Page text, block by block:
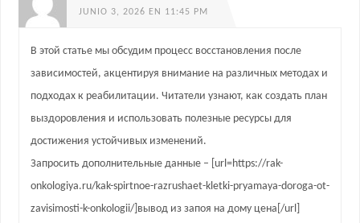
JUNIO 3, 2026 EN 11:45 PM
В этой статье мы обсудим процесс восстановления после
зависимостей, акцентируя внимание на различных методах и
подходах к реабилитации. Читатели узнают, как создать план
выздоровления и использовать полезные ресурсы для
достижения устойчивых изменений.
Запросить дополнительные данные – [url=https://rak-
onkologiya.ru/kak-spirtnoe-razrushaet-kletki-pryamaya-doroga-ot-
zavisimosti-k-onkologii/]вывод из запоя на дому цена[/url]